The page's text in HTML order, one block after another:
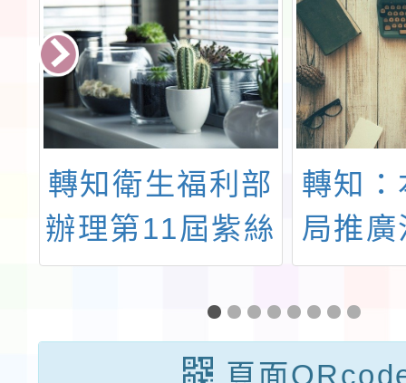
轉知衛生福利部
辦理第11屆紫絲
帶講獎徵選辦法
及相關文件一案
轉知
局推
道建
頁面